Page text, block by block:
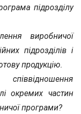
підрозділу
виробничої
підрозділів і
продукцію.
окремих частин
програми?